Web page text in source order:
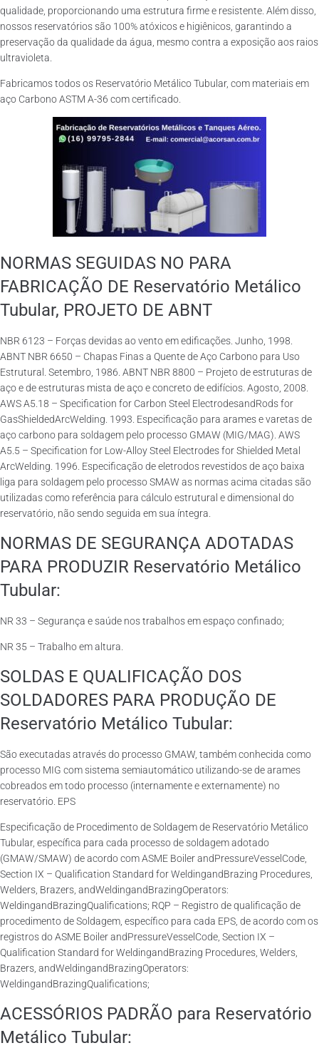
qualidade, proporcionando uma estrutura firme e resistente. Além disso,
nossos reservatórios são 100% atóxicos e higiênicos, garantindo a
preservação da qualidade da água, mesmo contra a exposição aos raios
ultravioleta.
Fabricamos todos os Reservatório Metálico Tubular, com materiais em
aço Carbono ASTM A-36 com certificado.
NORMAS SEGUIDAS NO PARA
FABRICAÇÃO DE Reservatório Metálico
Tubular, PROJETO DE ABNT
NBR 6123 – Forças devidas ao vento em edificações. Junho, 1998.
ABNT NBR 6650 – Chapas Finas a Quente de Aço Carbono para Uso
Estrutural. Setembro, 1986. ABNT NBR 8800 – Projeto de estruturas de
aço e de estruturas mista de aço e concreto de edifícios. Agosto, 2008.
AWS A5.18 – Specification for Carbon Steel ElectrodesandRods for
GasShieldedArcWelding. 1993. Especificação para arames e varetas de
aço carbono para soldagem pelo processo GMAW (MIG/MAG). AWS
A5.5 – Specification for Low-Alloy Steel Electrodes for Shielded Metal
ArcWelding. 1996. Especificação de eletrodos revestidos de aço baixa
liga para soldagem pelo processo SMAW as normas acima citadas são
utilizadas como referência para cálculo estrutural e dimensional do
reservatório, não sendo seguida em sua íntegra.
NORMAS DE SEGURANÇA ADOTADAS
PARA PRODUZIR Reservatório Metálico
Tubular:
NR 33 – Segurança e saúde nos trabalhos em espaço confinado;
NR 35 – Trabalho em altura.
SOLDAS E QUALIFICAÇÃO DOS
SOLDADORES PARA PRODUÇÃO DE
Reservatório Metálico Tubular:
São executadas através do processo GMAW, também conhecida como
processo MIG com sistema semiautomático utilizando-se de arames
cobreados em todo processo (internamente e externamente) no
reservatório. EPS
Especificação de Procedimento de Soldagem de Reservatório Metálico
Tubular, específica para cada processo de soldagem adotado
(GMAW/SMAW) de acordo com ASME Boiler andPressureVesselCode,
Section IX – Qualification Standard for WeldingandBrazing Procedures,
Welders, Brazers, andWeldingandBrazingOperators:
WeldingandBrazingQualifications; RQP – Registro de qualificação de
procedimento de Soldagem, específico para cada EPS, de acordo com os
registros do ASME Boiler andPressureVesselCode, Section IX –
Qualification Standard for WeldingandBrazing Procedures, Welders,
Brazers, andWeldingandBrazingOperators:
WeldingandBrazingQualifications;
ACESSÓRIOS PADRÃO para Reservatório
Metálico Tubular: